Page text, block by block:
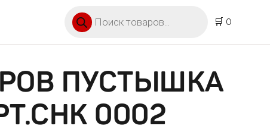
🛒 0
ПУСТЫШКА
0002